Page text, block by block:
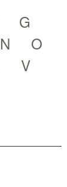
G
N
O
V